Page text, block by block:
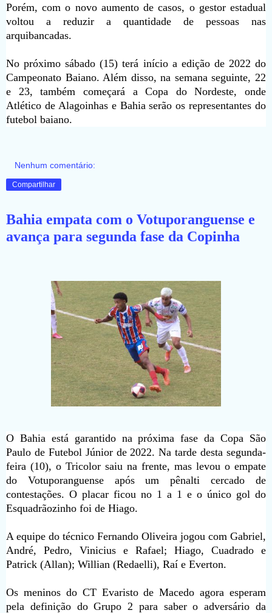
Porém, com o novo aumento de casos, o gestor estadual
voltou a reduzir a quantidade de pessoas nas
arquibancadas.
No próximo sábado (15) terá início a edição de 2022 do
Campeonato Baiano. Além disso, na semana seguinte, 22
e 23, também começará a Copa do Nordeste, onde
Atlético de Alagoinhas e Bahia serão os representantes do
futebol baiano.
Nenhum comentário:
Compartilhar
Bahia empata com o Votuporanguense e
avança para segunda fase da Copinha
O Bahia está garantido na próxima fase da Copa São
Paulo de Futebol Júnior de 2022. Na tarde desta segunda-
feira (10), o Tricolor saiu na frente, mas levou o empate
do Votuporanguense após um pênalti cercado de
contestações. O placar ficou no 1 a 1 e o único gol do
Esquadrãozinho foi de Hiago.
A equipe do técnico Fernando Oliveira jogou com Gabriel,
André, Pedro, Vinicius e Rafael; Hiago, Cuadrado e
Patrick (Allan); Willian (Redaelli), Raí e Everton.
Os meninos do CT Evaristo de Macedo agora esperam
pela definição do Grupo 2 para saber o adversário da